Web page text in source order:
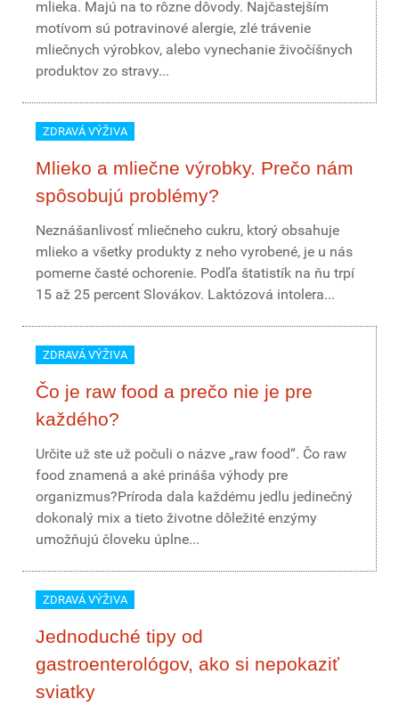
mlieka. Majú na to rôzne dôvody. Najčastejším
motívom sú potravinové alergie, zlé trávenie
mliečnych výrobkov, alebo vynechanie živočíšnych
produktov zo stravy...
ZDRAVÁ VÝŽIVA
Mlieko a mliečne výrobky. Prečo nám
spôsobujú problémy?
Neznášanlivosť mliečneho cukru, ktorý obsahuje
mlieko a všetky produkty z neho vyrobené, je u nás
pomerne časté ochorenie. Podľa štatistík na ňu trpí
15 až 25 percent Slovákov. Laktózová intolera...
ZDRAVÁ VÝŽIVA
Čo je raw food a prečo nie je pre
každého?
Určite už ste už počuli o názve „raw food“. Čo raw
food znamená a aké prináša výhody pre
organizmus?Príroda dala každému jedlu jedinečný
dokonalý mix a tieto životne dôležité enzýmy
umožňujú človeku úplne...
ZDRAVÁ VÝŽIVA
Jednoduché tipy od
gastroenterológov, ako si nepokaziť
sviatky